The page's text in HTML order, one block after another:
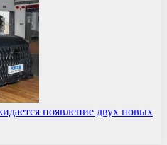
появление двух новых